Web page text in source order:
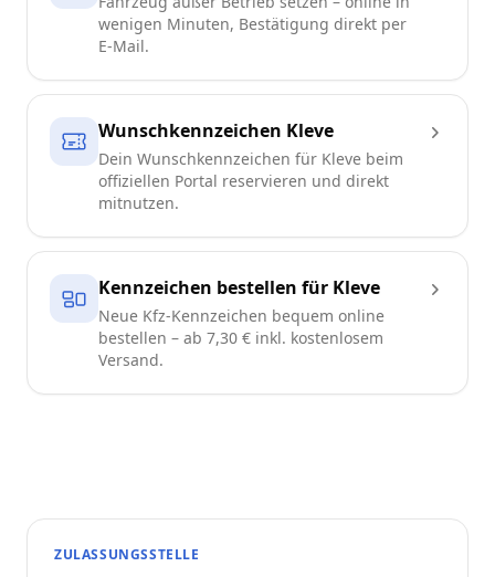
wenigen Minuten, Bestätigung direkt per
E-Mail.
Wunschkennzeichen Kleve
Dein Wunschkennzeichen für Kleve beim
offiziellen Portal reservieren und direkt
mitnutzen.
Kennzeichen bestellen für Kleve
Neue Kfz-Kennzeichen bequem online
bestellen – ab 7,30 € inkl. kostenlosem
Versand.
ZULASSUNGSSTELLE